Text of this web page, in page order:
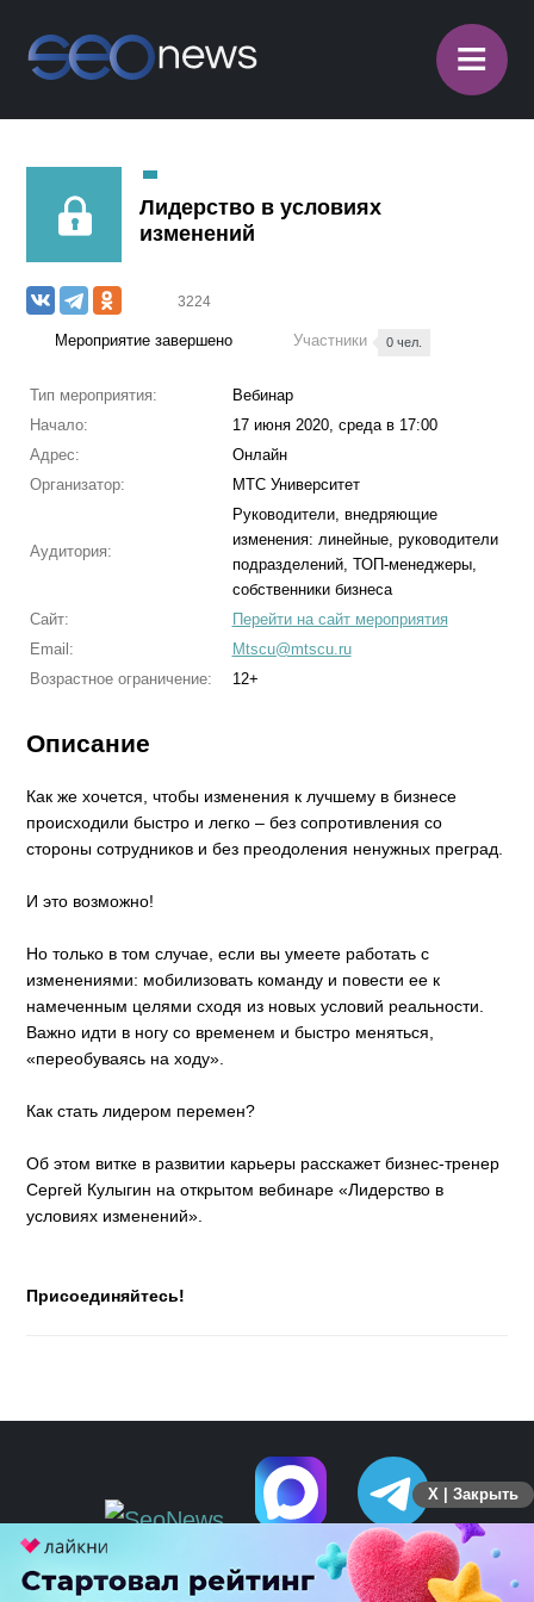
≡
Лидерство в условиях
изменений
3224
Мероприятие завершено Участники 0 чел.
Тип мероприятия:
Вебинар
Начало:
17 июня 2020, среда в 17:00
Адрес:
Онлайн
Организатор:
МТС Университет
Аудитория:
Руководители, внедряющие
изменения: линейные, руководители
подразделений, ТОП-менеджеры,
собственники бизнеса
Сайт:
Перейти на сайт мероприятия
Email:
Mtscu@mtscu.ru
Возрастное ограничение:
12+
Описание
Как же хочется, чтобы изменения к лучшему в бизнесе
происходили быстро ​​​​​​​и легко – без сопротивления со
стороны сотрудников и без преодоления ненужных преград.
И это возможно!
Но только в том случае, если вы умеете работать с
изменениями: мобилизовать команду и повести ее к
намеченным целями сходя из новых условий реальности.
Важно идти в ногу со временем и быстро меняться,
«переобуваясь на ходу».
Как стать лидером перемен?
Об этом витке в развитии карьеры расскажет бизнес-тренер
Сергей Кулыгин ​​​​​​​на открытом вебинаре «Лидерство в
условиях изменений».
Присоединяйтесь!
X | Закрыть
ПЕРЕЙТИ НА ПОЛНУЮ ВЕРСИЮ